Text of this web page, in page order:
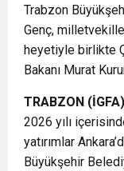
Trabzon
Genç,
heyetiyle birlikte
Bakanı Murat
TRABZON
2026 yılı
yatırımlar
Büyükşehir